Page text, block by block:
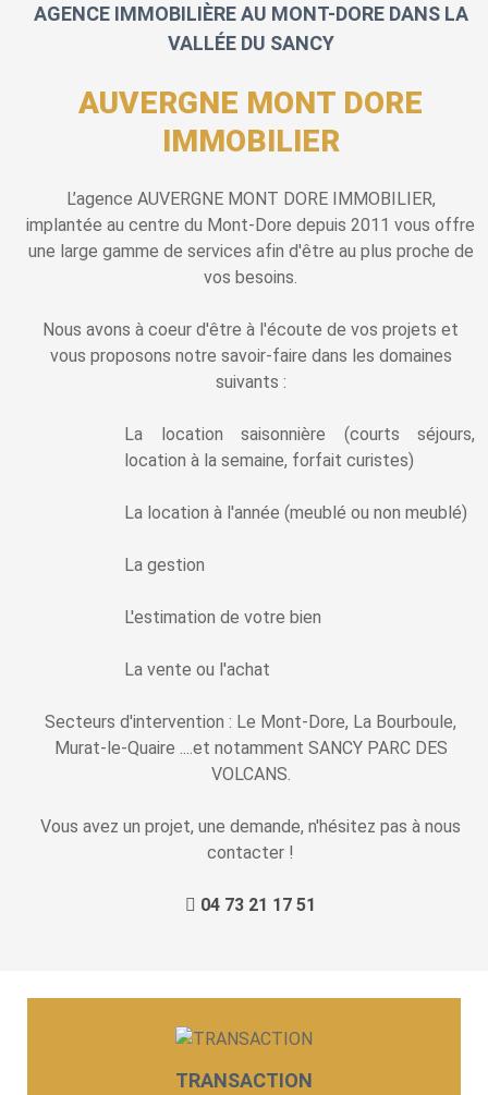
AGENCE IMMOBILIÈRE AU MONT-DORE DANS LA
VALLÉE DU SANCY
AUVERGNE MONT DORE
IMMOBILIER
L’agence AUVERGNE MONT DORE IMMOBILIER,
implantée au centre du Mont-Dore depuis 2011 vous offre
une large gamme de services afin d'être au plus proche de
vos besoins.
Nous avons à coeur d'être à l'écoute de vos projets et
vous proposons notre savoir-faire dans les domaines
suivants :
La location saisonnière (courts séjours,
location à la semaine, forfait curistes)
La location à l'année (meublé ou non meublé)
La gestion
L'estimation de votre bien
La vente ou l'achat
Secteurs d'intervention : Le Mont-Dore, La Bourboule,
Murat-le-Quaire ....et notamment SANCY PARC DES
VOLCANS.
Vous avez un projet, une demande, n'hésitez pas à nous
contacter !
04 73 21 17 51
TRANSACTION